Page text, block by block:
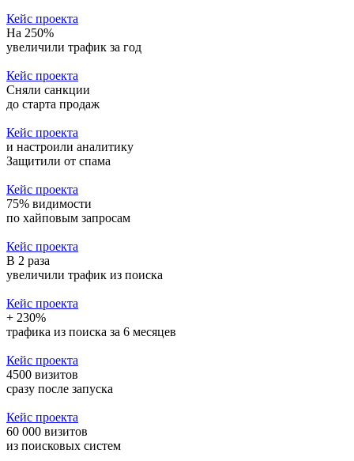
Кейс проекта
На 250%
увеличили трафик за год
Кейс проекта
Сняли санкции
до старта продаж
Кейс проекта
и настроили аналитику
Защитили от спама
Кейс проекта
75% видимости
по хайповым запросам
Кейс проекта
В 2 раза
увеличили трафик из поиска
Кейс проекта
+ 230%
трафика из поиска за 6 месяцев
Кейс проекта
4500 визитов
сразу после запуска
Кейс проекта
60 000 визитов
из поисковых систем